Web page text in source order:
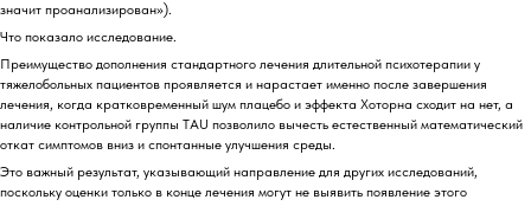
значит проанализирован»).
Что показало исследование.
Преимущество дополнения стандартного лечения длительной психотерапии у
тяжелобольных пациентов проявляется и нарастает именно после завершения
лечения, когда кратковременный шум плацебо и эффекта Хоторна сходит на нет, а
наличие контрольной группы TAU позволило вычесть естественный математический
откат симптомов вниз и спонтанные улучшения среды.
Это важный результат, указывающий направление для других исследований,
поскольку оценки только в конце лечения могут не выявить появление этого